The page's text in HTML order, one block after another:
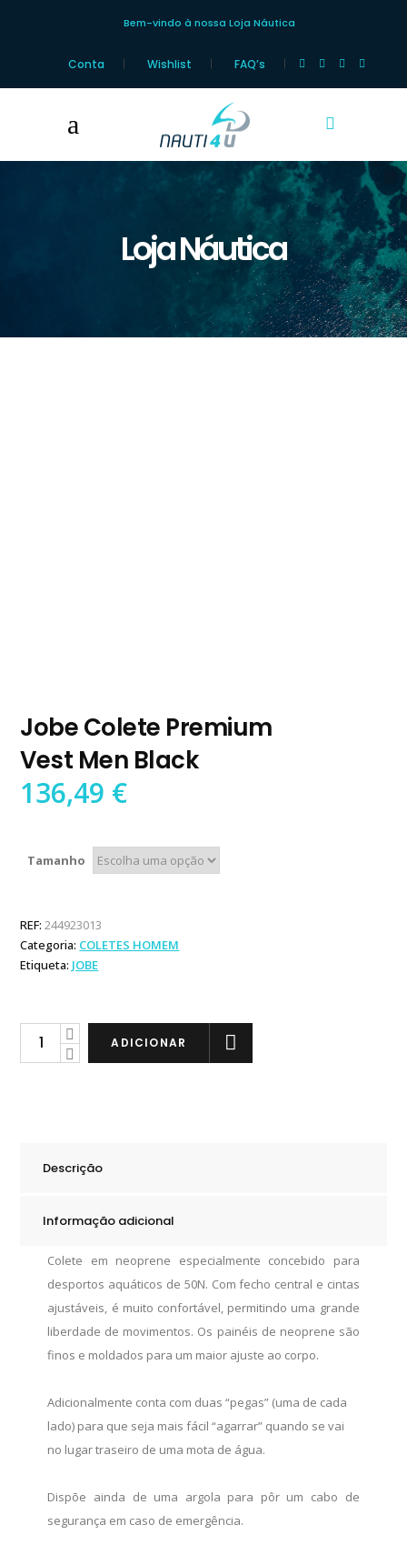
Bem-vindo à nossa Loja Náutica
Conta Wishlist FAQ’s
Loja Náutica
Jobe Colete Premium
Vest Men Black
136,49 €
Tamanho
REF:244923013
Categoria: COLETES HOMEM
Etiqueta: JOBE
Jobe
quantity
ADICIONAR
Descrição
Informação adicional
Colete em neoprene especialmente concebido para
desportos aquáticos de 50N. Com fecho central e cintas
ajustáveis, é muito confortável, permitindo uma grande
liberdade de movimentos. Os painéis de neoprene são
finos e moldados para um maior ajuste ao corpo.
Adicionalmente conta com duas “pegas” (uma de cada
lado) para que seja mais fácil “agarrar” quando se vai
no lugar traseiro de uma mota de água.
Dispõe ainda de uma argola para pôr um cabo de
segurança em caso de emergência.